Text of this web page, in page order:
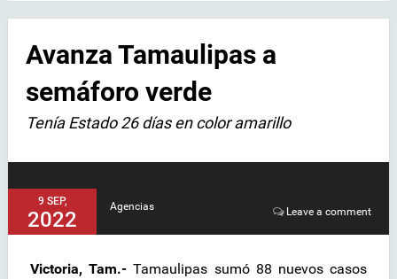
Avanza Tamaulipas a
semáforo verde
Tenía Estado 26 días en color amarillo
9 SEP,
2022
Agencias Leave a comment
Victoria, Tam.- Tamaulipas sumó 88 nuevos casos